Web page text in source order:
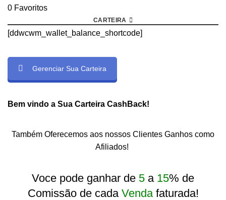
0 Favoritos
CARTEIRA
[ddwcwm_wallet_balance_shortcode]
Gerenciar Sua Carteira
Bem vindo a Sua Carteira CashBack!
Também Oferecemos aos nossos Clientes Ganhos como
Afiliados!
Voce pode ganhar de 5 a 15% de
Comissão de cada Vendafaturada!